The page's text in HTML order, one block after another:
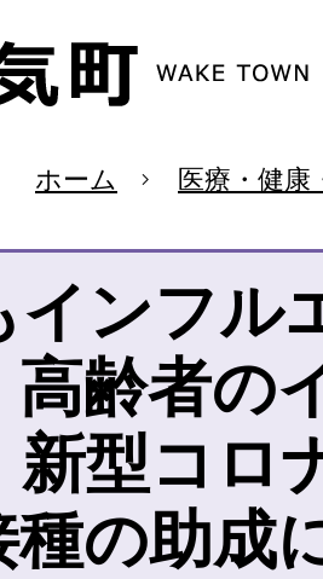
ホーム 医療・健康
インフル
高齢者の
新型コロ
種の助成